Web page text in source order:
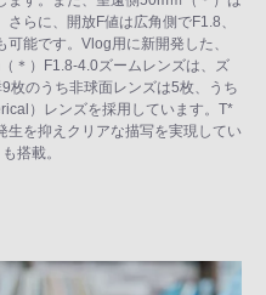
らに、開放F値は広角側でF1.8、
能です。Vlog用に新開発した、
＊）F1.8-4.0ズームレンズは、ズ
枚のうち非球面レンズは5枚、うち
）レンズを採用しています。T*
生を抑えクリアな描写を実現してい
搭載。